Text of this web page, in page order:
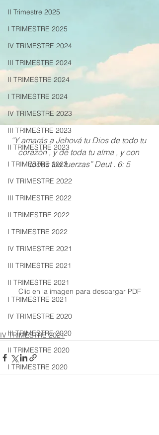
II Trimestre 2025
I TRIMESTRE 2025
IV TRIMESTRE 2024
III TRIMESTRE 2024
II TRIMESTRE 2024
I TRIMESTRE 2024
IV TRIMESTRE 2023
III TRIMESTRE 2023
II TRIMESTRE 2023
I TRIMESTRE 2023
IV TRIMESTRE 2022
III TRIMESTRE 2022
II TRIMESTRE 2022
I TRIMESTRE 2022
IV TRIMESTRE 2021
III TRIMESTRE 2021
II TRIMESTRE 2021
I TRIMESTRE 2021
IV TRIMESTRE 2020
III TRIMESTRE 2020
II TRIMESTRE 2020
I TRIMESTRE 2020
“Y amarás a Jehová tu Dios de todo tu
corazón , y de toda tu alma , y con
todas tus fuerzas” Deut . 6: 5
Clic en la imagen para descargar PDF
IV TRIMESTRE 2021